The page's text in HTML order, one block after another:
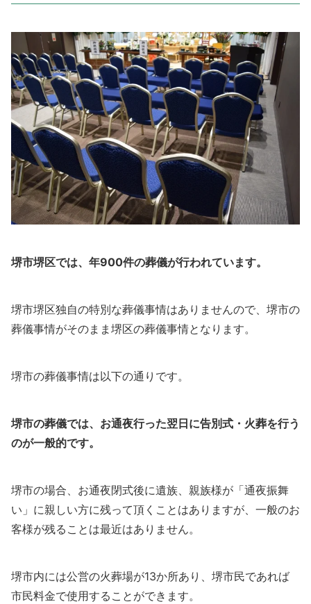
堺市堺区では、年900件の葬儀が行われています。
堺市堺区独自の特別な葬儀事情はありませんので、堺市の
葬儀事情がそのまま堺区の葬儀事情となります。
堺市の葬儀事情は以下の通りです。
堺市の葬儀では、お通夜行った翌日に告別式・火葬を行う
のが一般的です。
堺市の場合、お通夜閉式後に遺族、親族様が「通夜振舞
い」に親しい方に残って頂くことはありますが、一般のお
客様が残ることは最近はありません。
堺市内には公営の火葬場が13か所あり、堺市民であれば
市民料金で使用することができます。